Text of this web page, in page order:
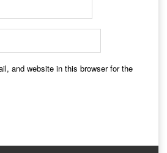
and website in this browser for the